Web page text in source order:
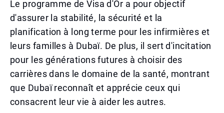
Le programme de Visa d'Or a pour objectif
d'assurer la stabilité, la sécurité et la
planification à long terme pour les infirmières et
leurs familles à Dubaï. De plus, il sert d'incitation
pour les générations futures à choisir des
carrières dans le domaine de la santé, montrant
que Dubaï reconnaît et apprécie ceux qui
consacrent leur vie à aider les autres.